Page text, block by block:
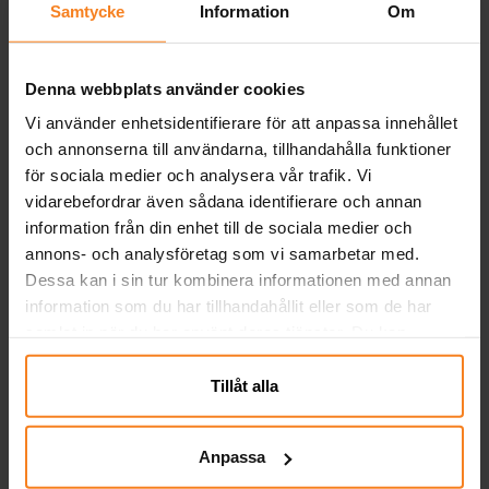
Samtycke Information Om
Denna webbplats använder cookies
Vi använder enhetsidentifierare för att anpassa innehållet
och annonserna till användarna, tillhandahålla funktioner
för sociala medier och analysera vår trafik. Vi
vidarebefordrar även sådana identifierare och annan
information från din enhet till de sociala medier och
annons- och analysföretag som vi samarbetar med.
Dessa kan i sin tur kombinera informationen med annan
information som du har tillhandahållit eller som de har
närsomhelst ändra ditt samtycke.
Tillåt alla
Anpassa
eller dryck på ett färgsprakande barnkalas!
SvampBob - Assietter 8-pack
8 st. assietter med SvampBob och hans
vänner i härliga färger. De är tillverkade av
papp och har en diameter på ca 18 cm. De
passar perfekt till tårta, snacks eller små
godbitar under kalaset!
Pris:39,00 kr
39,00 kr
GÅ TILL
SvampBob - Tallrikar 8-pack
8 st. färgglada tallrikar med motiv av
SvampBob, Patrick och Sandy. Tallrikarna
är tillverkade av papper och har en
skapa en lekfull och bubblande
:49,00 kr
49,00 kr